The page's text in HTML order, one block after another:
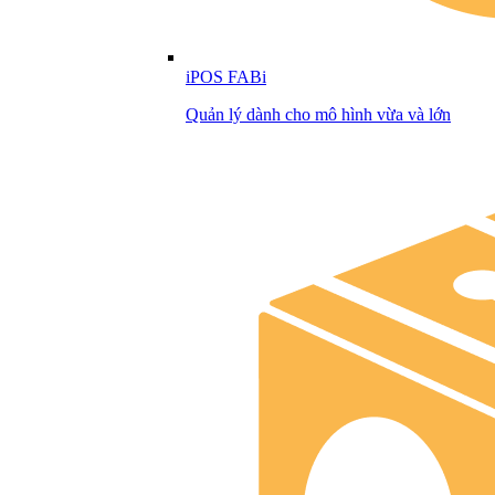
iPOS FABi
Quản lý dành cho mô hình vừa và lớn